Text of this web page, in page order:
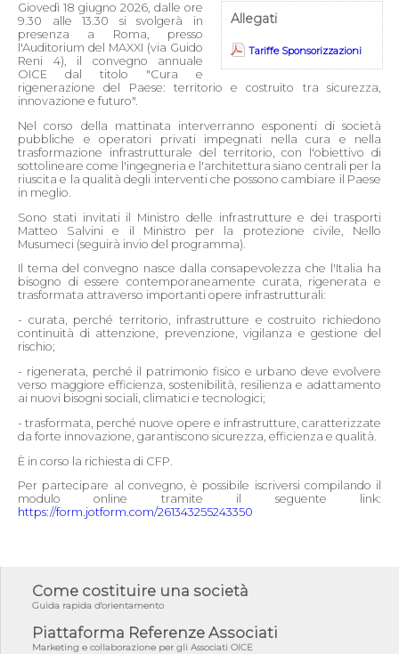
Allegati
Tariffe Sponsorizzazioni
Giovedì 18 giugno 2026, dalle ore
9.30 alle 13.30 si svolgerà in
presenza a Roma, presso
l'Auditorium del MAXXI (via Guido
Reni 4), il convegno annuale
OICE dal titolo "Cura e
rigenerazione del Paese: territorio e costruito tra sicurezza,
innovazione e futuro".
Nel corso della mattinata interverranno esponenti di società
pubbliche e operatori privati impegnati nella cura e nella
trasformazione infrastrutturale del territorio, con l'obiettivo di
sottolineare come l'ingegneria e l'architettura siano centrali per la
riuscita e la qualità degli interventi che possono cambiare il Paese
in meglio.
Sono stati invitati il Ministro delle infrastrutture e dei trasporti
Matteo Salvini e il Ministro per la protezione civile, Nello
Musumeci (seguirà invio del programma).
Il tema del convegno nasce dalla consapevolezza che l'Italia ha
bisogno di essere contemporaneamente curata, rigenerata e
trasformata attraverso importanti opere infrastrutturali:
- curata, perché territorio, infrastrutture e costruito richiedono
continuità di attenzione, prevenzione, vigilanza e gestione del
rischio;
- rigenerata, perché il patrimonio fisico e urbano deve evolvere
verso maggiore efficienza, sostenibilità, resilienza e adattamento
ai nuovi bisogni sociali, climatici e tecnologici;
- trasformata, perché nuove opere e infrastrutture, caratterizzate
da forte innovazione, garantiscono sicurezza, efficienza e qualità.
È in corso la richiesta di CFP.
Per partecipare al convegno, è possibile iscriversi compilando il
modulo online tramite il seguente link:
https://form.jotform.com/261343255243350
Come costituire una società
Guida rapida d'orientamento
Piattaforma Referenze Associati
Marketing e collaborazione per gli Associati OICE